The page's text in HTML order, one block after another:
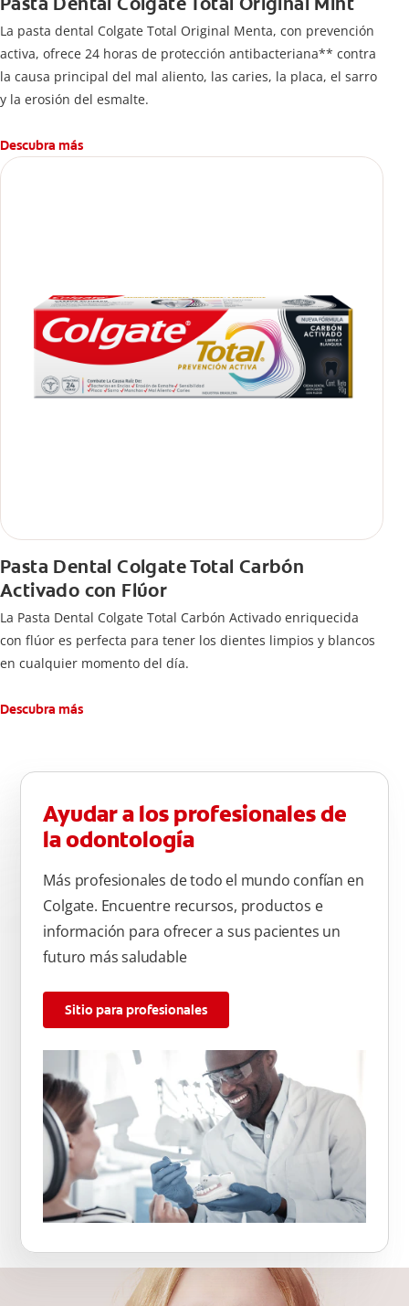
La pasta dental Colgate Total Original Menta, con prevención
activa, ofrece 24 horas de protección antibacteriana** contra
la causa principal del mal aliento, las caries, la placa, el sarro
y la erosión del esmalte.
Descubra más
Pasta Dental Colgate Total Carbón
Activado con Flúor
La Pasta Dental Colgate Total Carbón Activado enriquecida
con flúor es perfecta para tener los dientes limpios y blancos
en cualquier momento del día.
Descubra más
Ayudar a los profesionales de
la odontología
Más profesionales de todo el mundo confían en
Colgate. Encuentre recursos, productos e
información para ofrecer a sus pacientes un
futuro más saludable
Sitio para profesionales